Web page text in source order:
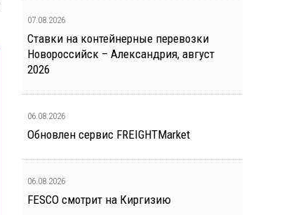
07.08.2026
Ставки на контейнерные перевозки
Новороссийск – Александрия, август
2026
06.08.2026
Обновлен сервис FREIGHTMarket
06.08.2026
FESCO смотрит на Киргизию